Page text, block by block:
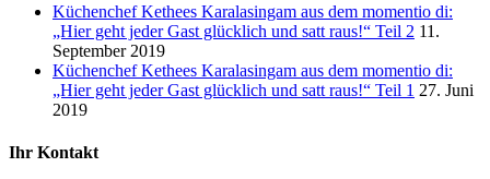
Küchenchef Kethees Karalasingam aus dem momentio di:
„Hier geht jeder Gast glücklich und satt raus!“ Teil 2 11.
September 2019
Küchenchef Kethees Karalasingam aus dem momentio di:
„Hier geht jeder Gast glücklich und satt raus!“ Teil 1 27. Juni
2019
Ihr Kontakt